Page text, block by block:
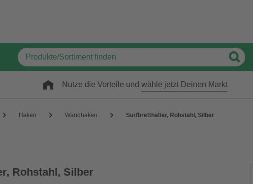
Nutze die Vorteile und wähle jetzt Deinen Markt
Haken Wandhaken Surfbretthalter, Rohstahl, Silber
Rohstahl, Silber